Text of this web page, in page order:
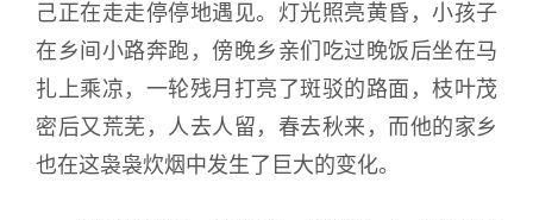
己正在走走停停地遇见。灯光照亮黄昏，小孩子
在乡间小路奔跑，傍晚乡亲们吃过晚饭后坐在马
扎上乘凉，一轮残月打亮了斑驳的路面，枝叶茂
密后又荒芜，人去人留，春去秋来，而他的家乡
也在这袅袅炊烟中发生了巨大的变化。